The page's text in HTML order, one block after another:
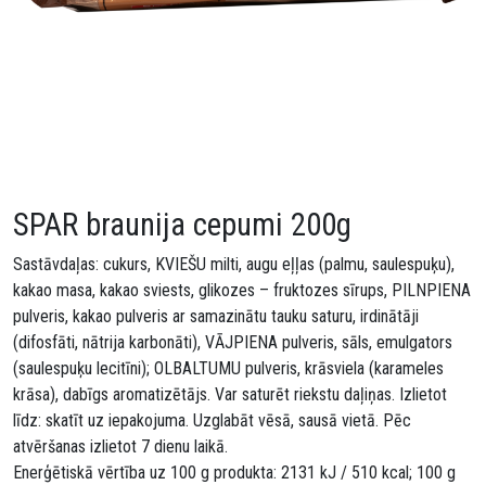
SPAR braunija cepumi 200g
Sastāvdaļas: cukurs, KVIEŠU milti, augu eļļas (palmu, saulespuķu),
kakao masa, kakao sviests, glikozes – fruktozes sīrups, PILNPIENA
pulveris, kakao pulveris ar samazinātu tauku saturu, irdinātāji
(difosfāti, nātrija karbonāti), VĀJPIENA pulveris, sāls, emulgators
(saulespuķu lecitīni); OLBALTUMU pulveris, krāsviela (karameles
krāsa), dabīgs aromatizētājs. Var saturēt riekstu daļiņas. Izlietot
līdz: skatīt uz iepakojuma. Uzglabāt vēsā, sausā vietā. Pēc
atvēršanas izlietot 7 dienu laikā.
Enerģētiskā vērtība uz 100 g produkta: 2131 kJ / 510 kcal; 100 g